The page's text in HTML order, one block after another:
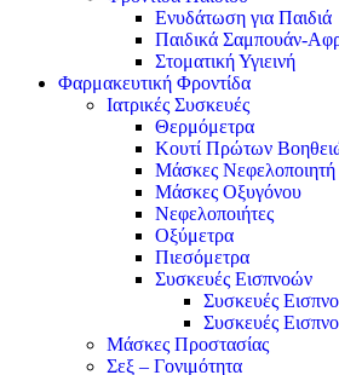
Ενυδάτωση για Παιδιά
Παιδικά Σαμπουάν-
Στοματική Υγιεινή
Φαρμακευτική Φροντίδα
Ιατρικές Συσκευές
Θερμόμετρα
Κουτί Πρώτων
Μάσκες Νεφελοποιητή
Μάσκες Οξυγόνου
Νεφελοποιήτες
Οξύμετρα
Πιεσόμετρα
Συσκευές Εισπνοών
Συσκευές
Συσκευές
Μάσκες Προστασίας
Σεξ – Γονιμότητα